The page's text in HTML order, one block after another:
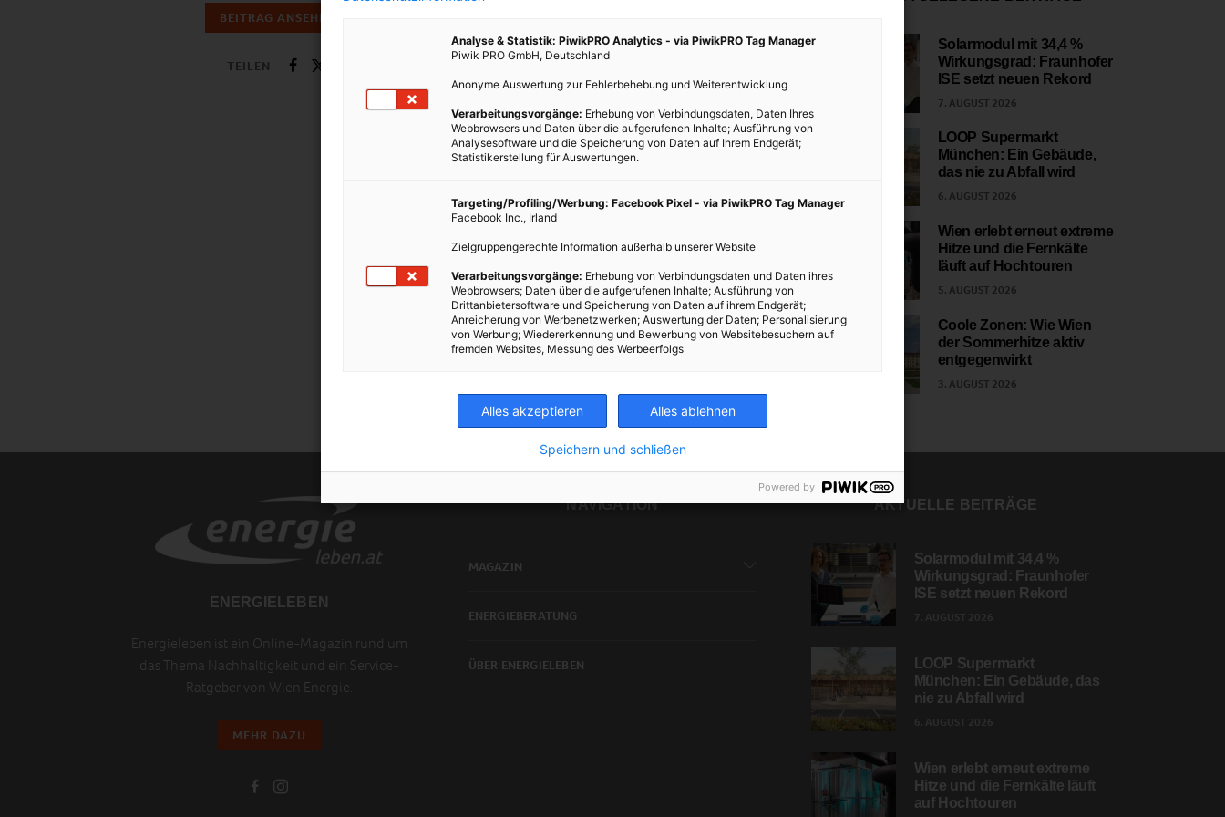
BEITRAG ANSEHEN
TEILEN
Solarmodul mit 34,4 %
Wirkungsgrad: Fraunhofer
ISE setzt neuen Rekord
7. AUGUST 2026
LOOP Supermarkt
München: Ein Gebäude,
das nie zu Abfall wird
6. AUGUST 2026
Wien erlebt erneut extreme
Hitze und die Fernkälte
läuft auf Hochtouren
5. AUGUST 2026
Coole Zonen: Wie Wien
der Sommerhitze aktiv
entgegenwirkt
3. AUGUST 2026
ENERGIELEBEN
Energieleben ist ein Online-Magazin rund um
das Thema Nachhaltigkeit und ein Service-
Ratgeber von Wien Energie.
MEHR DAZU
NAVIGATION
MAGAZIN
ENERGIEBERATUNG
ÜBER ENERGIELEBEN
AKTUELLE BEITRÄGE
Solarmodul mit 34,4 %
Wirkungsgrad: Fraunhofer
ISE setzt neuen Rekord
LOOP Supermarkt
München: Ein Gebäude, das
nie zu Abfall wird
Wien erlebt erneut extreme
Hitze und die Fernkälte läuft
auf Hochtouren
Analyse & Statistik: PiwikPRO Analytics - via PiwikPRO Tag Manager
Piwik PRO GmbH, Deutschland
Anonyme Auswertung zur Fehlerbehebung und Weiterentwicklung
Verarbeitungsvorgänge: Erhebung von Verbindungsdaten, Daten Ihres
Webbrowsers und Daten über die aufgerufenen Inhalte; Ausführung von
Analysesoftware und die Speicherung von Daten auf Ihrem Endgerät;
Statistikerstellung für Auswertungen.
Targeting/Profiling/Werbung: Facebook Pixel - via PiwikPRO Tag Manager
Facebook Inc., Irland
Zielgruppengerechte Information außerhalb unserer Website
Verarbeitungsvorgänge: Erhebung von Verbindungsdaten und Daten ihres
Webbrowsers; Daten über die aufgerufenen Inhalte; Ausführung von
Drittanbietersoftware und Speicherung von Daten auf ihrem Endgerät;
Anreicherung von Werbenetzwerken; Auswertung der Daten; Personalisierung
von Werbung; Wiedererkennung und Bewerbung von Websitebesuchern auf
fremden Websites, Messung des Werbeerfolgs
Alles akzeptieren Alles ablehnen
Speichern und schließen
Powered by